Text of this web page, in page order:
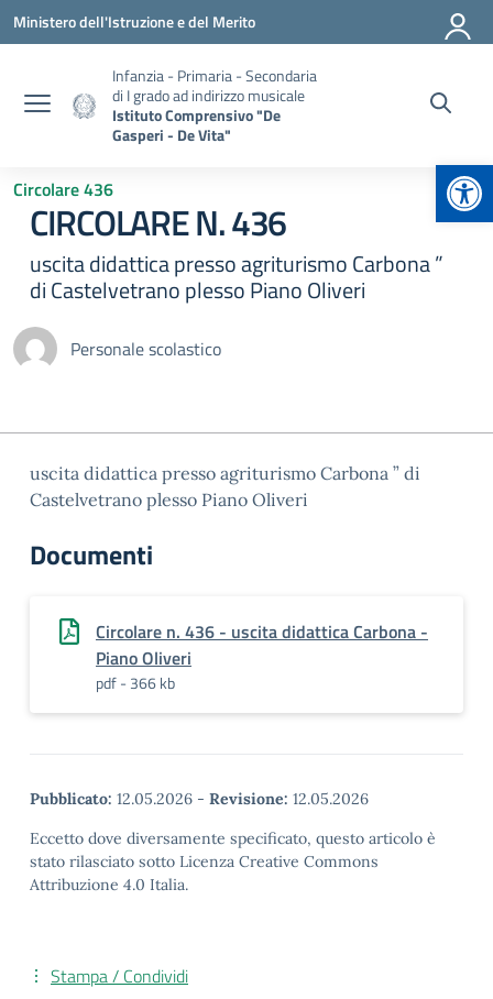
Vai ai contenuti
Vai al menu di navigazione
Vai al footer
Ministero dell'Istruzione e del Merito
Infanzia - Primaria - Secondaria
di I grado ad indirizzo musicale
Istituto Comprensivo "De
Gasperi - De Vita"
Circolare 436
CIRCOLARE N. 436
uscita didattica presso agriturismo Carbona ”
di Castelvetrano plesso Piano Oliveri
Personale scolastico
uscita didattica presso agriturismo Carbona ” di
Castelvetrano plesso Piano Oliveri
Documenti
Circolare n. 436 - uscita didattica Carbona -
Piano Oliveri
pdf - 366 kb
Pubblicato: 12.05.2026 - Revisione: 12.05.2026
Eccetto dove diversamente specificato, questo articolo è
stato rilasciato sotto Licenza Creative Commons
Attribuzione 4.0 Italia.
Stampa / Condividi